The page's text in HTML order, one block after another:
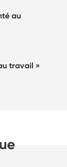
au
travail »